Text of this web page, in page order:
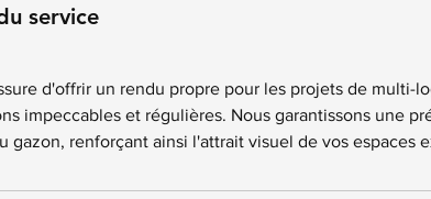
service
d'offrir un rendu propre pour les projets de multi-
impeccables et régulières. Nous garantissons une
gazon, renforçant ainsi l'attrait visuel de vos espaces